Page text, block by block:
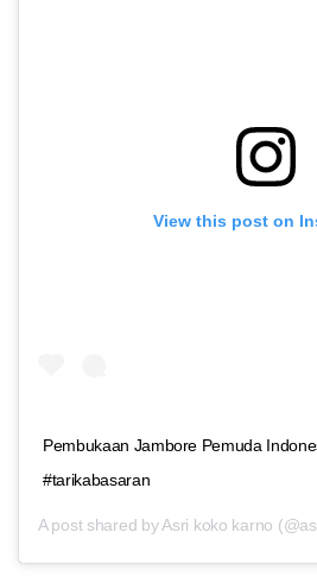
View this post on
Pembukaan Jambore Pemuda
#tarikabasaran
A post shared byAsri koko karno